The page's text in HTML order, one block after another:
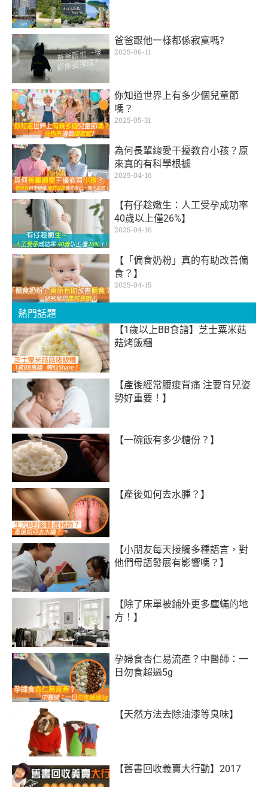
爸爸跟他一樣都係寂寞嗎?
2025-06-11
你知道世界上有多少個兒童節
嗎？
2025-05-31
為何長輩總愛干擾教育小孩？原
來真的有科學根據
2025-04-16
【有仔趁嫩生：人工受孕成功率
40歲以上僅26%】
2025-04-16
【「偏食奶粉」真的有助改善偏
食？】
2025-04-15
熱門話題
【1歲以上BB食譜】芝士粟米菇
菇烤飯糰
【產後經常腰痠背痛 注要育兒姿
勢好重要！】
【一碗飯有多少糖份？】
【產後如何去水腫？】
【小朋友每天接觸多種語言，對
他們母語發展有影響嗎？】
【除了床單被鋪外更多塵蟎的地
方！】
孕婦食杏仁易流產？中醫師：一
日勿食超過5g
【天然方法去除油漆等臭味】
【舊書回收義賣大行動】2017